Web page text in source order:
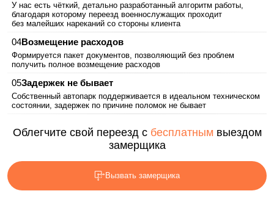
У нас есть чёткий, детально разработанный алгоритм работы,
благодаря которому переезд военнослужащих проходит
без малейших нареканий со стороны клиента
Возмещение расходов
Формируется пакет документов, позволяющий без проблем
получить полное возмещение расходов
Задержек не бывает
Собственный автопарк поддерживается в идеальном техническом
состоянии, задержек по причине поломок не бывает
Облегчите свой переезд с бесплатнымвыездом
замерщика
Вызвать замерщика